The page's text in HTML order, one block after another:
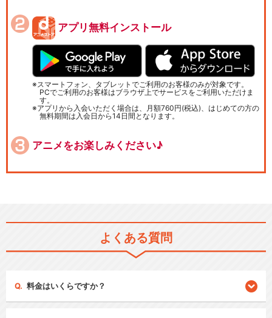
アプリ無料インストール
スマートフォン、タブレットでご利用のお客様のみが対象です。
PCでご利用のお客様はブラウザ上でサービスをご利用いただけま
す。
アプリから入会いただく場合は、月額760円(税込)、はじめての方の
無料期間は入会日から14日間となります。
アニメをお楽しみください♪
よくある質問
料金はいくらですか？